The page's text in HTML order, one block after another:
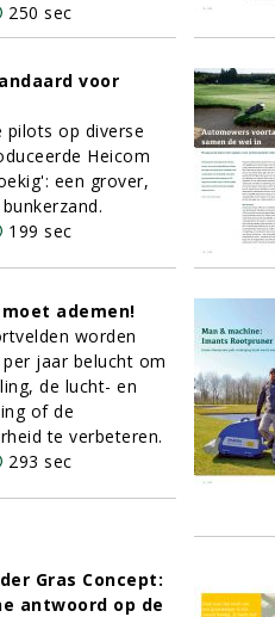
250 sec
voor
pilots op diverse
Heicom
een grover,
199 sec
ademen!
worden
jaar belucht om
de lucht- en
of de
te verbeteren.
293 sec
Gras Concept:
antwoord op de